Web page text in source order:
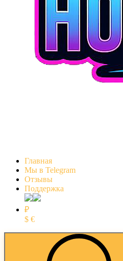
Главная
Мы в Telegram
Отзывы
Поддержка
₽
$ €